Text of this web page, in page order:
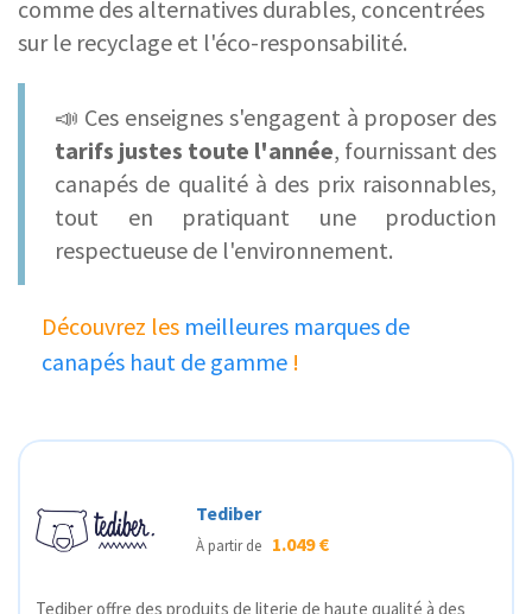
comme des alternatives durables, concentrées
sur le recyclage et l'éco-responsabilité.
📣 Ces enseignes s'engagent à proposer des
tarifs justes toute l'année, fournissant des
canapés de qualité à des prix raisonnables,
tout en pratiquant une production
respectueuse de l'environnement.
Découvrez les meilleures marques de
canapés haut de gamme !
Tediber
À partir de 1.049 €
Tediber offre des produits de literie de haute qualité à des